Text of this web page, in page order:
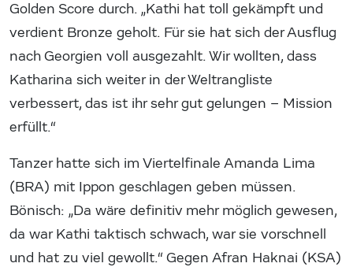
Golden Score durch. „Kathi hat toll gekämpft und
verdient Bronze geholt. Für sie hat sich der Ausflug
nach Georgien voll ausgezahlt. Wir wollten, dass
Katharina sich weiter in der Weltrangliste
verbessert, das ist ihr sehr gut gelungen – Mission
erfüllt.“
Tanzer hatte sich im Viertelfinale Amanda Lima
(BRA) mit Ippon geschlagen geben müssen.
Bönisch: „Da wäre definitiv mehr möglich gewesen,
da war Kathi taktisch schwach, war sie vorschnell
und hat zu viel gewollt.“ Gegen Afran Haknai (KSA)